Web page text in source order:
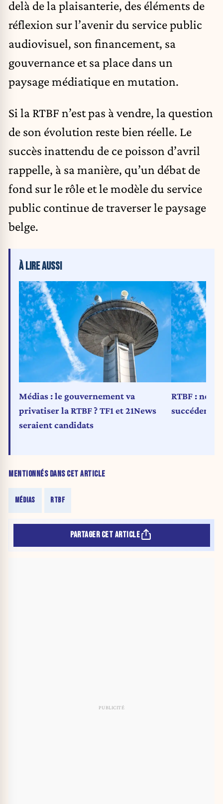
delà de la plaisanterie, des éléments de
réflexion sur l’avenir du service public
audiovisuel, son financement, sa
gouvernance et sa place dans un
paysage médiatique en mutation.
Si la RTBF n’est pas à vendre, la question
de son évolution reste bien réelle. Le
succès inattendu de ce poisson d’avril
rappelle, à sa manière, qu’un débat de
fond sur le rôle et le modèle du service
public continue de traverser le paysage
belge.
MENTIONNÉS DANS CET ARTICLE
MÉDIAS RTBF
À LIRE AUSSI
Médias : le gouvernement va
privatiser la RTBF ? TF1 et 21News
seraient candidats
RTBF : neuf
succéder à
PARTAGER CET ARTICLE